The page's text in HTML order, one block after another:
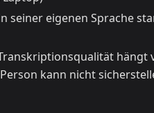
seiner eigenen Sprache
hängt
kann nicht